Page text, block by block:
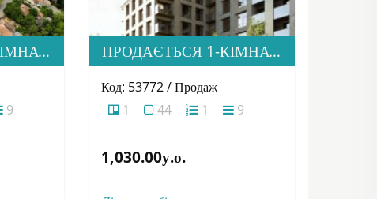
ПРОДАЄТЬСЯ 2-КІМНАТНА КВАРТИРА В НОВОМУ ЖК “ДІМ ДРУГЕТІВ”
9
ПРОДАЄТЬСЯ 1-КІМНАТНА КВАРТИРА В НОВОМУ ЖК “ДІМ ДРУГЕТІВ”
Код: 53772 / Продаж
1
44 1 9
1,030.00у.о.